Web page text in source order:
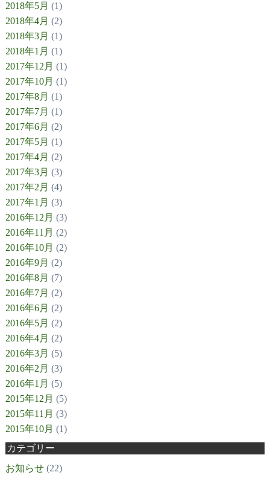
2018年5月 (1)
2018年4月 (2)
2018年3月 (1)
2018年1月 (1)
2017年12月 (1)
2017年10月 (1)
2017年8月 (1)
2017年7月 (1)
2017年6月 (2)
2017年5月 (1)
2017年4月 (2)
2017年3月 (3)
2017年2月 (4)
2017年1月 (3)
2016年12月 (3)
2016年11月 (2)
2016年10月 (2)
2016年9月 (2)
2016年8月 (7)
2016年7月 (2)
2016年6月 (2)
2016年5月 (2)
2016年4月 (2)
2016年3月 (5)
2016年2月 (3)
2016年1月 (5)
2015年12月 (5)
2015年11月 (3)
2015年10月 (1)
カテゴリー
お知らせ(22)